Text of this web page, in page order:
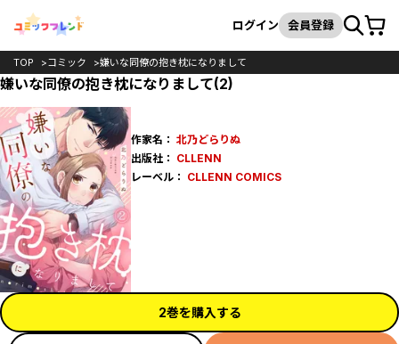
検索
ログイン 会員登録カート
TOP コミック 嫌いな同僚の抱き枕になりまして
嫌いな同僚の抱き枕になりまして(2)
作家名： 北乃どらりぬ
出版社： CLLENN
レーベル： CLLENN COMICS
2巻を購入する